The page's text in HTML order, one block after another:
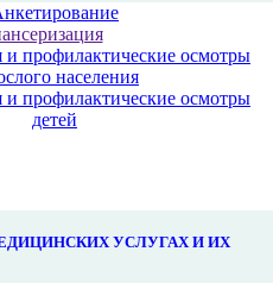
и профилактические осмотры
населения
и профилактические осмотры
детей
УСЛУГАХ И ИХ